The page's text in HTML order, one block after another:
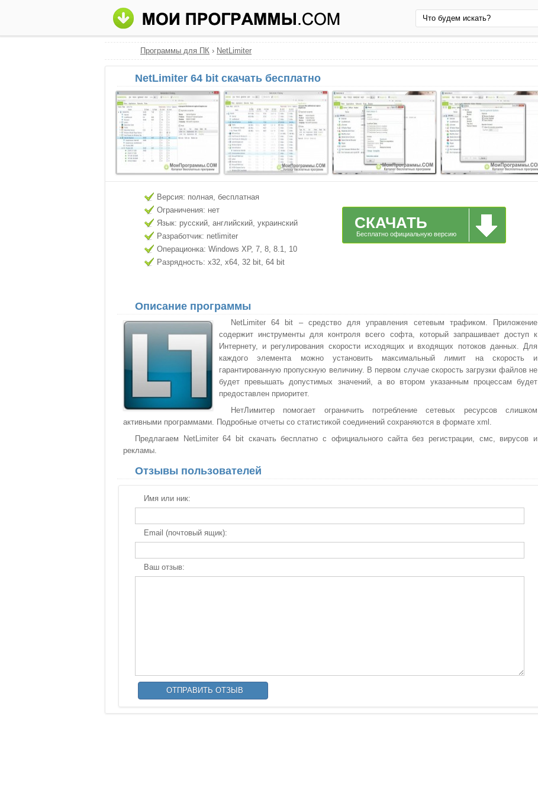
Программы для ПК › NetLimiter
NetLimiter 64 bit скачать бесплатно
Версия: полная, бесплатная
Ограничения: нет
Язык: русский, английский, украинский
Разработчик: netlimiter
Операционка: Windows XP, 7, 8, 8.1, 10
Разрядность: x32, x64, 32 bit, 64 bit
СКАЧАТЬ
Бесплатно официальную версию
Описание программы
NetLimiter 64 bit – средство для управления сетевым трафиком. Приложение
содержит инструменты для контроля всего софта, который запрашивает доступ к
Интернету, и регулирования скорости исходящих и входящих потоков данных. Для
каждого элемента можно установить максимальный лимит на скорость и
гарантированную пропускную величину. В первом случае скорость загрузки файлов не
будет превышать допустимых значений, а во втором указанным процессам будет
предоставлен приоритет.
НетЛимитер помогает ограничить потребление сетевых ресурсов слишком
активными программами. Подробные отчеты со статистикой соединений сохраняются в формате xml.
Предлагаем NetLimiter 64 bit скачать бесплатно с официального сайта без регистрации, смс, вирусов и
рекламы.
Отзывы пользователей
Имя или ник:
Email (почтовый ящик):
Ваш отзыв: